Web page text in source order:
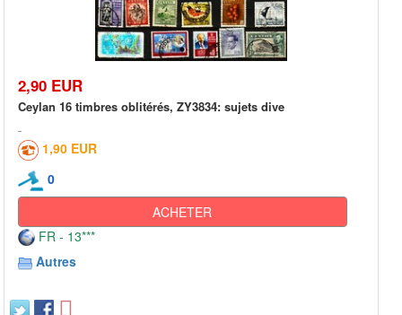
2,90 EUR
Ceylan 16 timbres oblitérés, ZY3834: sujets dive
1,90 EUR
0
ACHETER
FR - 13***
Autres